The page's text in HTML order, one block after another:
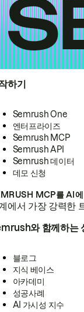
하기
Semrush One
엔터프라이즈
Semrush MCP
Semrush API
Semrush 데이터
데모 신청
MCP를 AI에
에서 가장 강력한
와 함께하는
블로그
지식 베이스
아카데미
성공사례
AI 가시성 지수